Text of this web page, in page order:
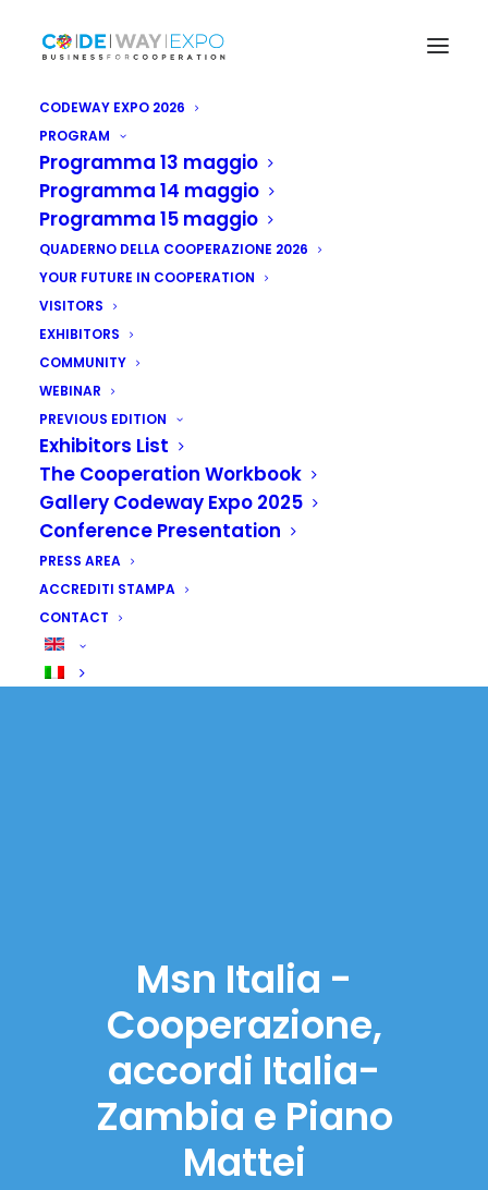
CODEWAY EXPO 2026
PROGRAM
Programma 13 maggio
Programma 14 maggio
Programma 15 maggio
QUADERNO DELLA COOPERAZIONE 2026
YOUR FUTURE IN COOPERATION
VISITORS
EXHIBITORS
COMMUNITY
WEBINAR
PREVIOUS EDITION
Exhibitors List
The Cooperation Workbook
Gallery Codeway Expo 2025
Conference Presentation
PRESS AREA
ACCREDITI STAMPA
CONTACT
Msn Italia -
Cooperazione,
accordi Italia-
Zambia e Piano
Mattei